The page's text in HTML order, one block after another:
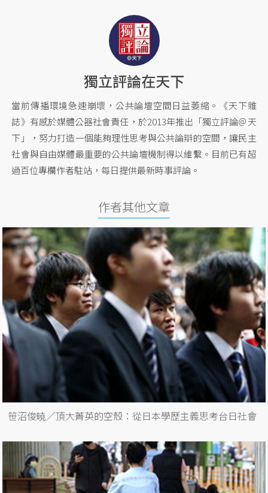
獨立評論在天下
當前傳播環境急速崩壞，公共論壇空間日益萎縮。《天下雜
誌》有感於媒體公器社會責任，於2013年推出「獨立評論＠天
下」，努力打造一個能夠理性思考與公共論辯的空間，讓民主
社會與自由媒體最重要的公共論壇機制得以維繫。目前已有超
過百位專欄作者駐站，每日提供最新時事評論。
作者其他文章
笹沼俊暁／頂大菁英的空殼：從日本學歷主義思考台日社會